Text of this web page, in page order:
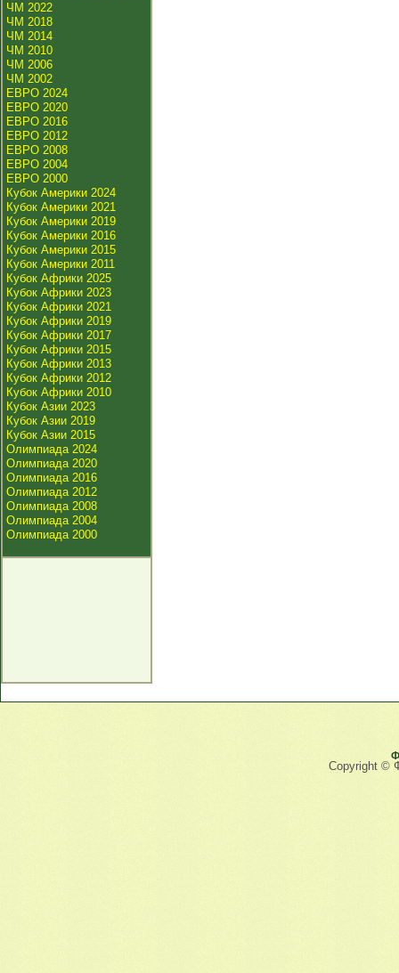
ЧМ 2022
ЧМ 2018
ЧМ 2014
ЧМ 2010
ЧМ 2006
ЧМ 2002
ЕВРО 2024
ЕВРО 2020
ЕВРО 2016
ЕВРО 2012
ЕВРО 2008
ЕВРО 2004
ЕВРО 2000
Кубок Америки 2024
Кубок Америки 2021
Кубок Америки 2019
Кубок Америки 2016
Кубок Америки 2015
Кубок Америки 2011
Кубок Африки 2025
Кубок Африки 2023
Кубок Африки 2021
Кубок Африки 2019
Кубок Африки 2017
Кубок Африки 2015
Кубок Африки 2013
Кубок Африки 2012
Кубок Африки 2010
Кубок Азии 2023
Кубок Азии 2019
Кубок Азии 2015
Олимпиада 2024
Олимпиада 2020
Олимпиада 2016
Олимпиада 2012
Олимпиада 2008
Олимпиада 2004
Олимпиада 2000
Copyright ©